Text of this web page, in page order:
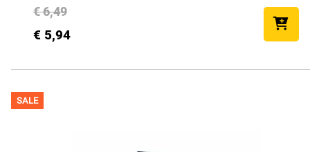
€ 6,49
€ 5,94
SALE